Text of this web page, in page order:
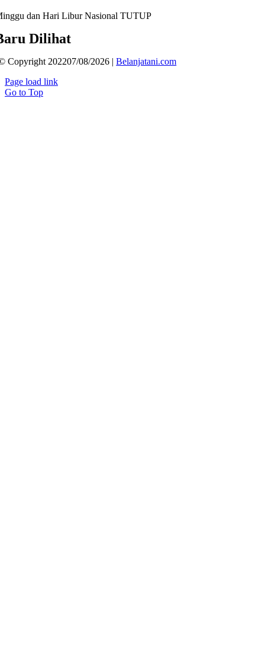
dan Hari Libur Nasional TUTUP
Dilihat
Copyright 202207/08/2026 |Belanjatani.com
Page load link
Go to Top